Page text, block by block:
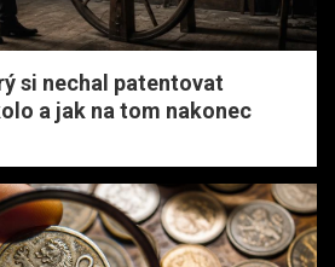
si nechal patentovat
a jak na tom nakonec